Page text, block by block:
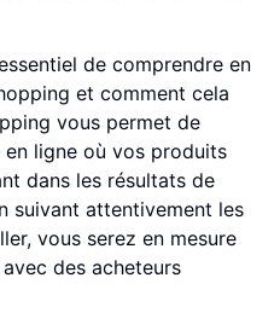
de comprendre en
et comment cela
vous permet de
ligne où vos produits
dans les résultats de
suivant attentivement les
vous serez en mesure
des acheteurs